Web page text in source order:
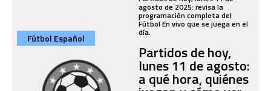
agosto de 2025: revisa la
programación completa del
Fútbol En vivo que se juega en el
día.
Fútbol Español
Partidos de hoy,
lunes 11 de agosto:
a qué hora, quiénes